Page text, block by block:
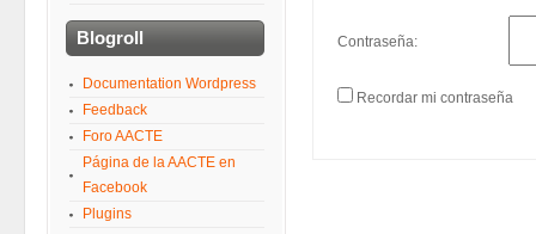
Contraseña:
Recordar mi contraseña
Blogroll
Documentation Wordpress
Feedback
Foro AACTE
Página de la AACTE en
Facebook
Plugins